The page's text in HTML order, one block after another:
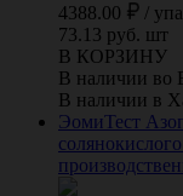
4388.00 /
73.13 руб. шт
В КОРЗИНУ
В наличии во
В наличии в
ЭомиТест